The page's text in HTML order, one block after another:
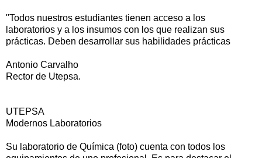
"Todos nuestros estudiantes tienen acceso a los
laboratorios y a los insumos con los que realizan sus
prácticas. Deben desarrollar sus habilidades prácticas
Antonio Carvalho
Rector de Utepsa.
UTEPSA
Modernos Laboratorios
Su laboratorio de Química (foto) cuenta con todos los